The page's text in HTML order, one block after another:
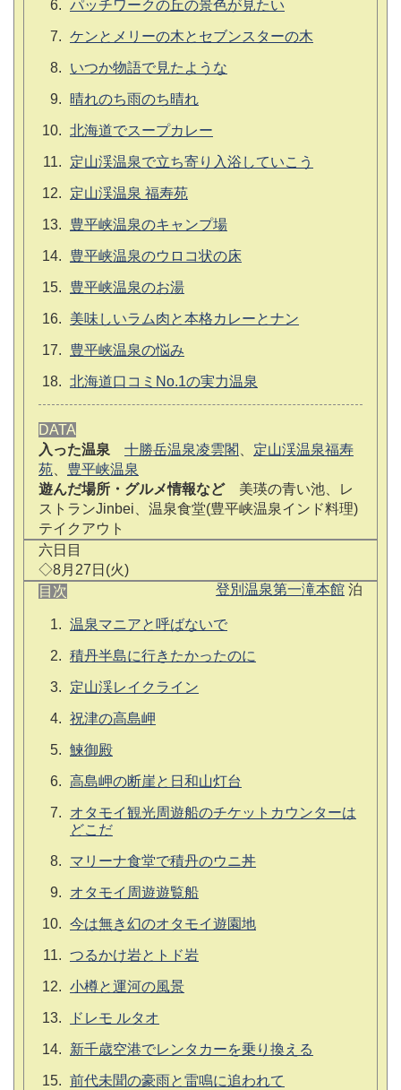
パッチワークの丘の景色が見たい
ケンとメリーの木とセブンスターの木
いつか物語で見たような
晴れのち雨のち晴れ
北海道でスープカレー
定山渓温泉で立ち寄り入浴していこう
定山渓温泉 福寿苑
豊平峡温泉のキャンプ場
豊平峡温泉のウロコ状の床
豊平峡温泉のお湯
美味しいラム肉と本格カレーとナン
豊平峡温泉の悩み
北海道口コミNo.1の実力温泉
DATA
入った温泉
十勝岳温泉凌雲閣
定山渓温泉福寿
苑
豊平峡温泉
遊んだ場所・グルメ情報など美瑛の青い池、レ
ストランJinbei、温泉食堂(豊平峡温泉インド料理)
テイクアウト
六日目
◇8月27日(火)
登別温泉第一滝本館 泊
目次
温泉マニアと呼ばないで
積丹半島に行きたかったのに
定山渓レイクライン
祝津の高島岬
鰊御殿
高島岬の断崖と日和山灯台
オタモイ観光周遊船のチケットカウンターは
どこだ
マリーナ食堂で積丹のウニ丼
オタモイ周遊遊覧船
今は無き幻のオタモイ遊園地
つるかけ岩とトド岩
小樽と運河の風景
ドレモ ルタオ
新千歳空港でレンタカーを乗り換える
前代未聞の豪雨と雷鳴に追われて